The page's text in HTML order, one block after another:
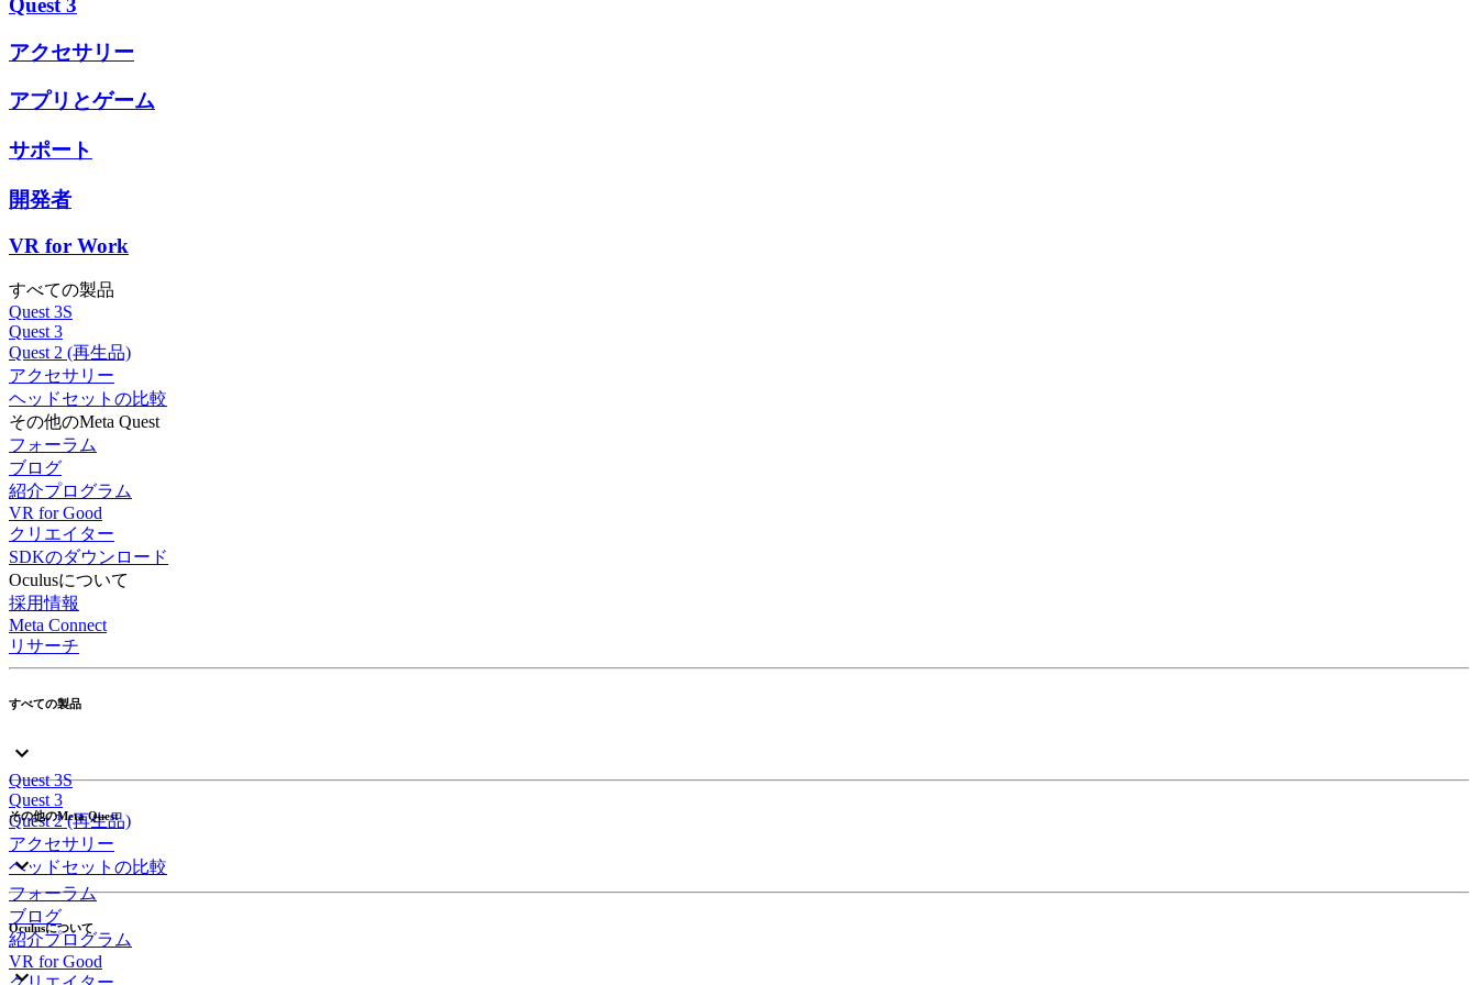
Quest 3
アクセサリー
アプリとゲーム
サポート
開発者
VR for Work
すべての製品
Quest 3S
Quest 3
Quest 2 (再生品)
アクセサリー
ヘッドセットの比較
その他のMeta Quest
フォーラム
ブログ
紹介プログラム
VR for Good
クリエイター
SDKのダウンロード
Oculusについて
採用情報
Meta Connect
リサーチ
すべての製品
Quest 3S
Quest 3
Quest 2 (再生品)
アクセサリー
ヘッドセットの比較
その他のMeta Quest
フォーラム
ブログ
紹介プログラム
VR for Good
Oculusについて